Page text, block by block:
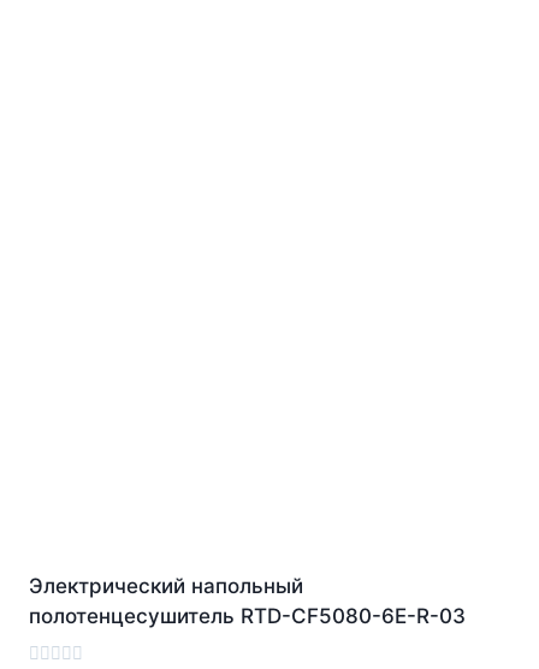
Электрический напольный
полотенцесушитель RTD-CF5080-6E-R-03